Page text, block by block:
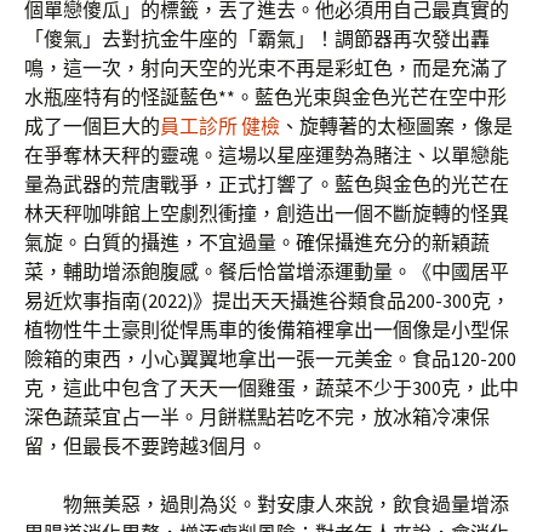
個單戀傻瓜」的標籤，丟了進去。他必須用自己最真實的
「傻氣」去對抗金牛座的「霸氣」！調節器再次發出轟
鳴，這一次，射向天空的光束不再是彩虹色，而是充滿了
水瓶座特有的怪誕藍色**。藍色光束與金色光芒在空中形
成了一個巨大的員工診所 健檢 、旋轉著的太極圖案，像是
在爭奪林天秤的靈魂。這場以星座運勢為賭注、以單戀能
量為武器的荒唐戰爭，正式打響了。藍色與金色的光芒在
林天秤咖啡館上空劇烈衝撞，創造出一個不斷旋轉的怪異
氣旋。白質的攝進，不宜過量。確保攝進充分的新穎蔬
菜，輔助增添飽腹感。餐后恰當增添運動量。《中國居平
易近炊事指南(2022)》提出天天攝進谷類食品200-300克，
植物性牛土豪則從悍馬車的後備箱裡拿出一個像是小型保
險箱的東西，小心翼翼地拿出一張一元美金。食品120-200
克，這此中包含了天天一個雞蛋，蔬菜不少于300克，此中
深色蔬菜宜占一半。月餅糕點若吃不完，放冰箱冷凍保
留，但最長不要跨越3個月。
物無美惡，過則為災。對安康人來說，飲食過量增添